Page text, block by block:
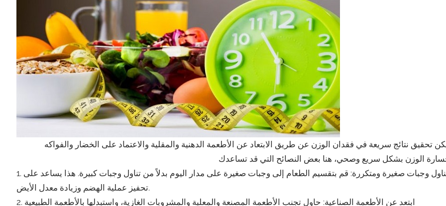
1. تناول وجبات صغيرة ومتكررة: قم بتقسيم الطعام إلى وجبات صغيرة على مدار اليوم بدلاً من تناول وجبات كبيرة. هذا يساعد على
تحفيز عملية الهضم وزيادة معدل الأيض.
2. ابتعد عن الأطعمة الصناعية: حاول تجنب الأطعمة المصنعة والمعلبة والمشروبات الغازية، واستبدلها بالأطعمة الطبيعية